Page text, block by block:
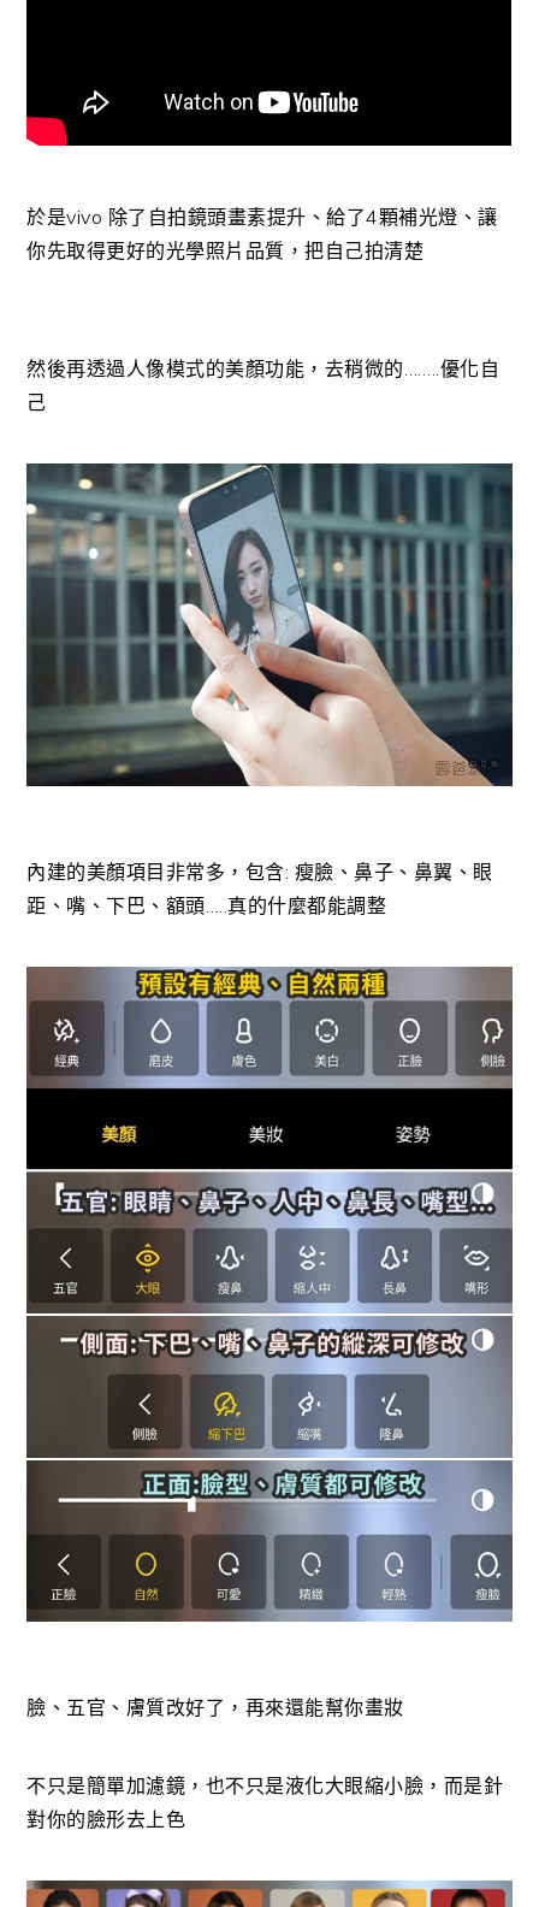
於是vivo 除了自拍鏡頭畫素提升、給了4顆補光燈、讓
你先取得更好的光學照片品質，把自己拍清楚
然後再透過人像模式的美顏功能，去稍微的……..優化自
己
內建的美顏項目非常多，包含: 瘦臉、鼻子、鼻翼、眼
距、嘴、下巴、額頭…..真的什麼都能調整
臉、五官、膚質改好了，再來還能幫你畫妝
不只是簡單加濾鏡，也不只是液化大眼縮小臉，而是針
對你的臉形去上色